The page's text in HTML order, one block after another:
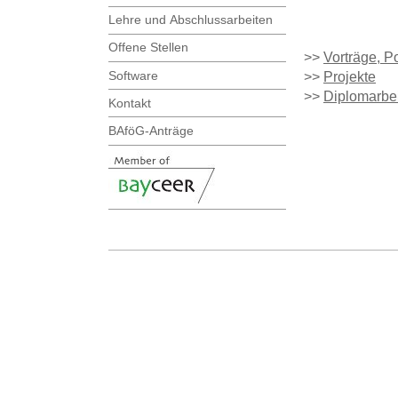
Lehre und Abschlussarbeiten
Offene Stellen
Software
Kontakt
BAföG-Anträge
>> Vorträge,
>> Projekte
>>